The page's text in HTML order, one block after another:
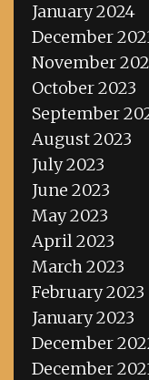
January 2024
December
November
October 2023
September
August 2023
July 2023
June 2023
May 2023
April 2023
March 2023
February 2023
January 2023
December
December